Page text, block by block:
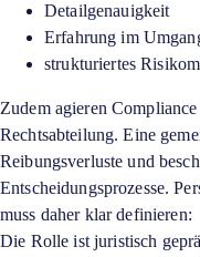
Detailgenauigkeit
Erfahrung im
strukturiertes
Zudem agieren
Rechtsabteilung. Eine
Reibungsverluste und
Entscheidungsprozesse.
muss daher klar definieren:
Die Rolle ist juristisch